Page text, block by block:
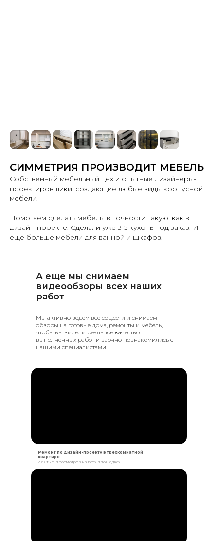
СИММЕТРИЯ ПРОИЗВОДИТ МЕБЕЛЬ
Собственный мебельный цех и опытные дизайнеры-
проектировщики, создающие любые виды корпусной
мебели.
Помогаем сделать мебель, в точности такую, как в
дизайн-проекте. Сделали уже 315 кухонь под заказ. И
еще больше мебели для ванной и шкафов.
А еще мы снимаем
видеообзоры всех наших
работ
Мы активно ведем все соц.сети и снимаем
обзоры на готовые дома, ремонты и мебель,
чтобы вы видели реальное качество
выполненных работ и заочно познакомились с
нашими специалистами.
Ремонт по дизайн-проекту в трехкомнатной
квартире
2,6+ тыс. просмотров на всех площадках